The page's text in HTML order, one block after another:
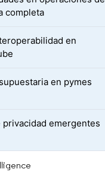
completa
en
en pymes
privacidad emergentes